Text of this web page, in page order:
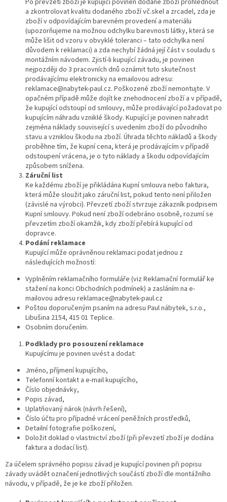
Po převzetí zboží je kupující povinen dodané zboží prohlédnout
a zkontrolovat kvalitu dodaného zboží vč.skel a zrcadel, zda je
zboží v odpovídajícím barevném provedení a materiálu
(upozorňujeme na možnou odchylku barevnosti látky, která se
může lišit od vzoru v obvyklé toleranci – tato odchylka není
důvodem k reklamaci) a zda nechybí žádná její část v souladu s
montážním návodem. Zjistí-li kupující závadu, je povinen
nejpozději do 3 pracovních dnů oznámit tuto skutečnost
prodávajícímu elektronicky na emailovou adresu:
reklamace@nabytek-paul.cz. Poškozené zboží nemontujte. V
opačném případě může dojít ke znehodnocení zboží a v případě,
že kupující odstoupí od smlouvy, může prodávající požadovat po
kupujícím náhradu vzniklé škody. Kupující je povinen nahradit
zejména náklady související s uvedením zboží do původního
stavu a vzniklou škodu na zboží. Úhrada těchto nákladů a škody
proběhne tím, že kupní cena, která je prodávajícím v případě
odstoupení vrácena, je o tyto náklady a škodu odpovídajícím
způsobem snížena.
Záruční list
Ke každému zboží je přikládána Kupní smlouva nebo faktura,
která může sloužit jako záruční list, pokud tento není přiložen
(závislé na výrobci). Převzetí zboží stvrzuje zákazník podpisem
Kupní smlouvy. Pokud není zboží odebráno osobně, rozumí se
převzetím zboží okamžik, kdy zboží přebírá kupující od
dopravce.
Podání reklamace
Kupující může oprávněnou reklamaci podat jednou z
následujících možností:
Vyplněním reklamačního formuláře (viz Reklamační formulář ke
stažení na konci Obchodních podmínek) a zasláním na e-
mailovou adresu reklamace@nabytek-paul.cz
Poštou doporučeným psaním na adresu Paul nábytek, s.r.o.,
Libušina 2154, 415 01 Teplice.
Osobním doručením.
Podklady pro posouzení reklamace
Kupujícímu je povinen uvést a dodat:
Jméno, příjmení kupujícího,
Telefonní kontakt a e-mail kupujícího,
Číslo objednávky,
Popis závad,
Uplatňovaný nárok (návrh řešení),
Číslo účtu pro případné vrácení peněžních prostředků,
Detailní fotografie poškození,
Doložit doklad o vlastnictví zboží (při převzetí zboží je dodána
faktura a dodací list).
Za účelem správného popisu závad je kupující povinen při popisu
závady uvádět označení jednotlivých součástí zboží dle montážního
návodu, v případě, že je ke zboží přiložen.